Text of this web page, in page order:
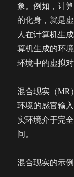
象。例如，计
的化身，就是
人在计算机生
算机生成的环
环境中的虚拟
混合现实（MR
环境的感官输
实环境介于完
间。
混合现实的示